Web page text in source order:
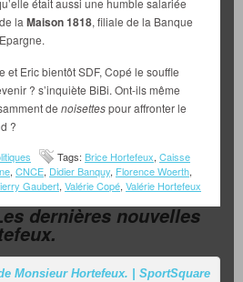
était aussi une humble salariée
la Maison 1818, filiale de la Banque
et Eric bientôt SDF, Copé le souffle
? s’inquiète BiBi. Ont-ils même
de noisettespour affronter le
?
Tags: Brice Hortefeux, Caisse
, CNCE, Didier Banquy, Florence Woerth,
Gaubert, Valérie Copé, Valérie Hortefeux
dernières nouvelles
Monsieur Hortefeux. | SportSquare